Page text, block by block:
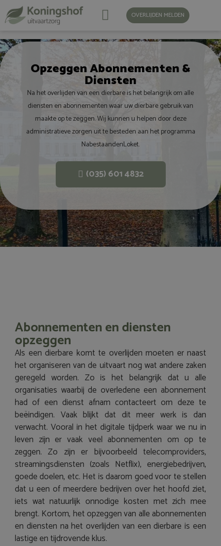
OVERLIJDEN MELDEN
Opzeggen Abonnementen &
Diensten
Na het overlijden van een dierbare is het belangrijk om alle
diensten en abonnementen waar uw dierbare gebruik van
maakte op te zeggen. Wij kunnen u helpen door deze
administratieve zorgen uit te besteden aan het programma
NabestaandenLoket.
(035) 601 4832
Abonnementen en diensten
opzeggen
Als een dierbare komt te overlijden moeten er naast
het organiseren van de uitvaart nog wat andere zaken
geregeld worden. Zo is het belangrijk dat u alle
organisaties waarbij de overledene een abonnement
had of een dienst afnam contacteert om deze te
beëindigen. Vaak blijkt dat dit meer werk is dan
verwacht. Vooral in het digitale tijdperk waar we nu in
leven zijn er vaak veel abonnementen om op te
zeggen. Zo zijn er bijvoorbeeld telecomproviders,
streamingsdiensten (zoals Netflix), energiebedrijven,
goede doelen, etc. Het is daarom goed voor te stellen
dat u een of meerdere bedrijven over het hoofd ziet,
iets wat natuurlijk onnodige kosten met zich mee
brengt. Kortom, het opzeggen van alle abonnementen
en diensten na het overlijden van een dierbare is een
lastige en tijdrovende klus.